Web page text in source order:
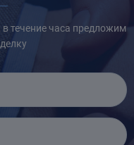
течение часа предложим